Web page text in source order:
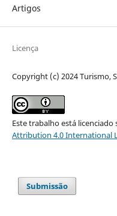
Artigos
Licença
Copyright (c) 2024 Turismo,
Este trabalho está licenciado
Attribution 4.0 International
Submissão